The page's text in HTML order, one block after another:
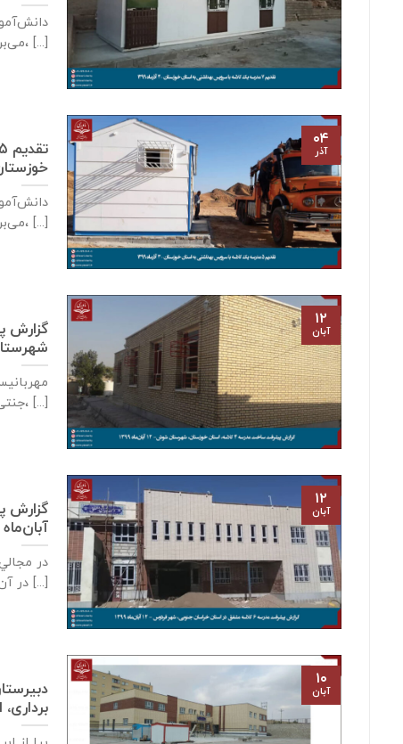
می‌برند. عدم ایمنی کافی مدارس سنگی، [...]
خوزستان – ۳
می‌برند. عدم ایمنی کافی مدارس سنگی، [...]
۰۴
آذر
شهرستان
جنتی دارد نزديك، [...]
۱۲
آبان
آبان‌ماه
در
در آن همواره [...]
۱۲
آبان
برداری،
۱۰
آبان